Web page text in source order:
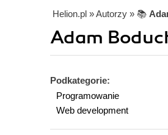
Helion.pl » Autorzy » 📚
Adam
Podkategorie:
Programowanie
Web development